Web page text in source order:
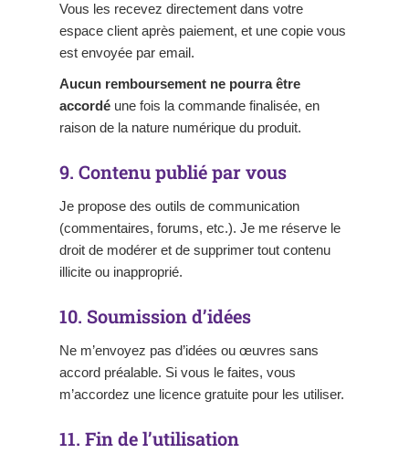
Vous les recevez directement dans votre
espace client après paiement, et une copie vous
est envoyée par email.
Aucun remboursement ne pourra être
accordé une fois la commande finalisée, en
raison de la nature numérique du produit.
9. Contenu publié par vous
Je propose des outils de communication
(commentaires, forums, etc.). Je me réserve le
droit de modérer et de supprimer tout contenu
illicite ou inapproprié.
10. Soumission d’idées
Ne m’envoyez pas d’idées ou œuvres sans
accord préalable. Si vous le faites, vous
m’accordez une licence gratuite pour les utiliser.
11. Fin de l’utilisation